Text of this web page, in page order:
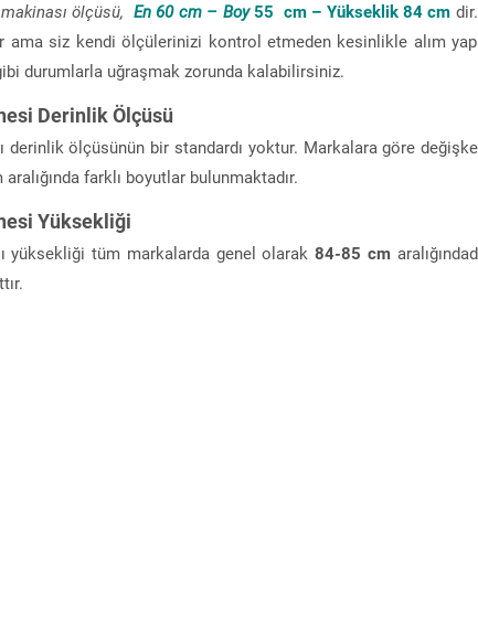
ölçüsü, En 60 cm – Boy55 cm – Yükseklik 84 cm
ama siz kendi ölçülerinizi kontrol etmeden kesinlikle alım
durumlarla uğraşmak zorunda kalabilirsiniz.
Derinlik Ölçüsü
derinlik ölçüsünün bir standardı yoktur. Markalara göre
farklı boyutlar bulunmaktadır.
Yüksekliği
yüksekliği tüm markalarda genel olarak 84-85 cm